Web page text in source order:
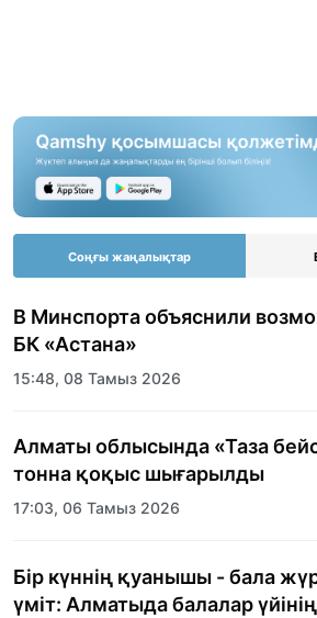
Соңғы жаңалықтар
В Минспорта объяснили
БК «Астана»
15:48, 08 Тамыз 2026
Алматы облысында «Таза
тонна қоқыс шығарылды
17:03, 06 Тамыз 2026
Бір күннің қуанышы - бала
үміт: Алматыда балалар үйінің